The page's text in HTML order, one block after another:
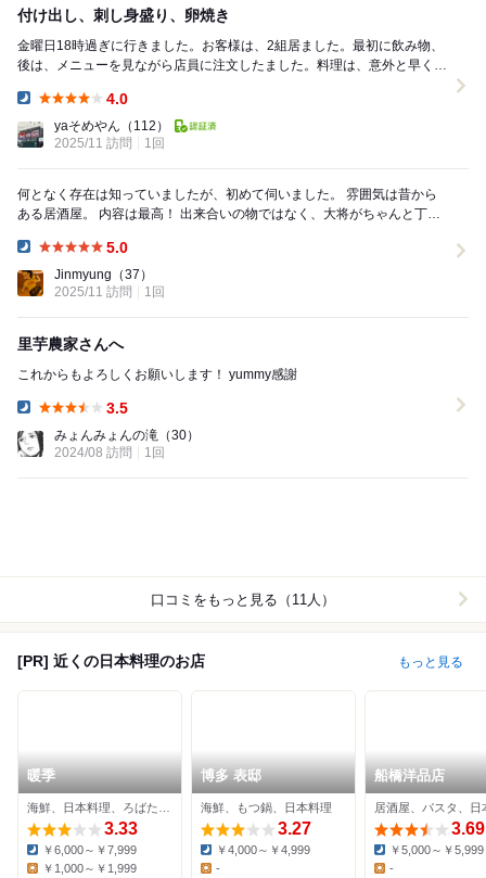
付け出し、刺し身盛り、卵焼き
金曜日18時過ぎに行きました。お客様は、2組居ました。最初に飲み物、
後は、メニューを見ながら店員に注文したました。料理は、意外と早く出
4.0
yaそめやん （112）
2025/11 訪問
1回
何となく存在は知っていましたが、初めて伺いました。 雰囲気は昔から
ある居酒屋。 内容は最高！ 出来合いの物ではなく、大将がちゃんと丁寧
5.0
Jinmyung （37）
2025/11 訪問
1回
里芋農家さんへ
これからもよろしくお願いします！ yummy感謝
3.5
みょんみょんの滝 （30）
2024/08 訪問
1回
口コミをもっと見る（11人）
[PR] 近くの日本料理のお店 もっと見る
暖季
3.33
Dinner:
￥6,000～￥7,999
￥1,000～￥1,999
博多 表邸
海鮮、もつ鍋、日本料理
3.27
Dinner:
￥4,000～￥4,999
-
船橋洋品店
居酒屋、パスタ、日
3.69
Dinner:
￥5,000～￥5,999
-